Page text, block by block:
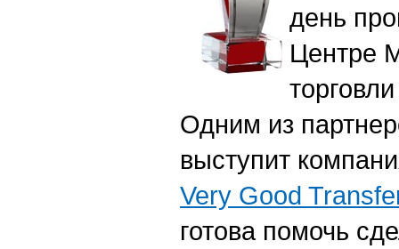
день
Центре
Одним из
выступит
Very Good
готова помочь